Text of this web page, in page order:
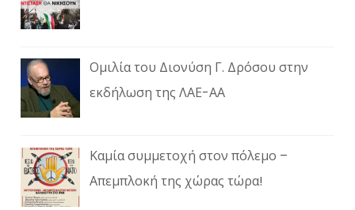
Ομιλία του Διονύση Γ. Δρόσου στην
εκδήλωση της ΛΑΕ-ΑΑ
Καμία συμμετοχή στον πόλεμο –
Απεμπλοκή της χώρας τώρα!